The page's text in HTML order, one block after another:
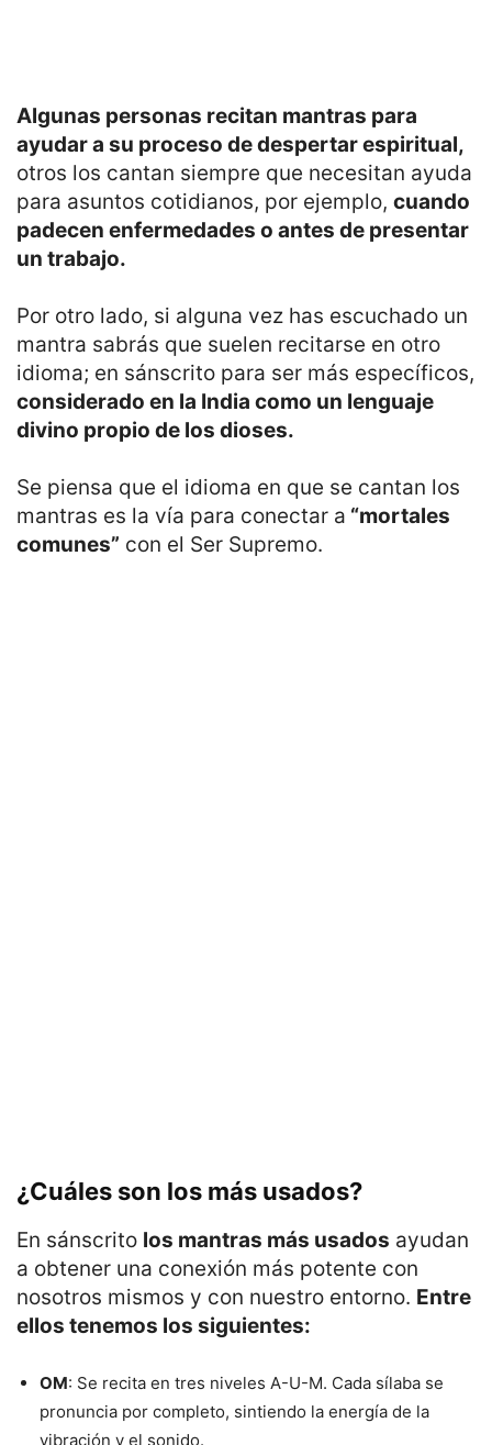
Algunas personas recitan mantras para
ayudar a su proceso de despertar espiritual,
otros los cantan siempre que necesitan ayuda
para asuntos cotidianos, por ejemplo, cuando
padecen enfermedades o antes de presentar
un trabajo.
Por otro lado, si alguna vez has escuchado un
mantra sabrás que suelen recitarse en otro
idioma; en sánscrito para ser más específicos,
considerado en la India como un lenguaje
divino propio de los dioses.
Se piensa que el idioma en que se cantan los
mantras es la vía para conectar a “mortales
comunes” con el Ser Supremo.
¿Cuáles son los más usados?
En sánscrito los mantras más usados ayudan
a obtener una conexión más potente con
nosotros mismos y con nuestro entorno. Entre
ellos tenemos los siguientes:
OM: Se recita en tres niveles A-U-M. Cada sílaba se
pronuncia por completo, sintiendo la energía de la
vibración y el sonido.